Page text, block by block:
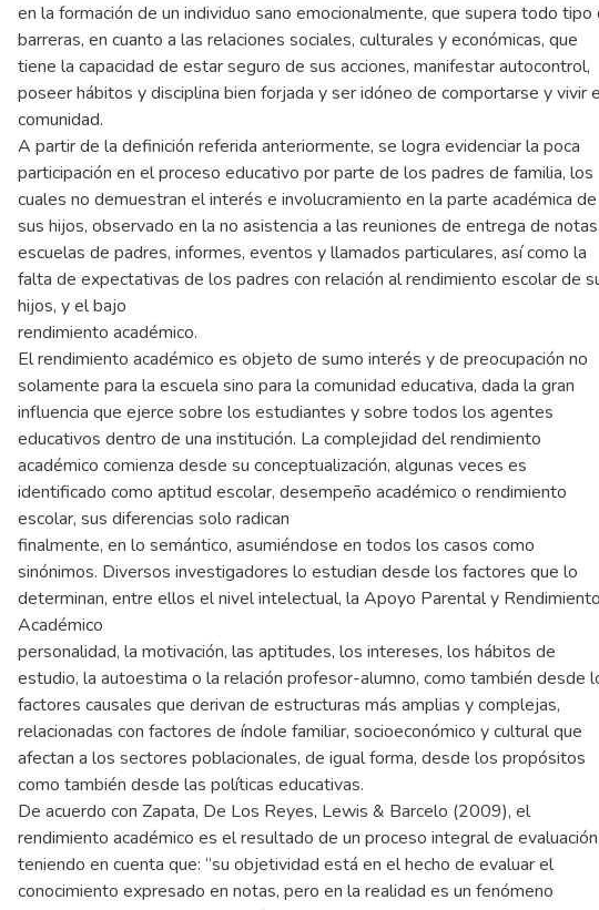
en la formación de un individuo sano emocionalmente, que supera todo tipo
barreras, en cuanto a las relaciones sociales, culturales y económicas, que
tiene la capacidad de estar seguro de sus acciones, manifestar autocontrol,
poseer hábitos y disciplina bien forjada y ser idóneo de comportarse y vivir
comunidad.
A partir de la definición referida anteriormente, se logra evidenciar la poca
participación en el proceso educativo por parte de los padres de familia, los
cuales no demuestran el interés e involucramiento en la parte académica de
sus hijos, observado en la no asistencia a las reuniones de entrega de notas,
escuelas de padres, informes, eventos y llamados particulares, así como la
falta de expectativas de los padres con relación al rendimiento escolar de
hijos, y el bajo
rendimiento académico.
El rendimiento académico es objeto de sumo interés y de preocupación no
solamente para la escuela sino para la comunidad educativa, dada la gran
influencia que ejerce sobre los estudiantes y sobre todos los agentes
educativos dentro de una institución. La complejidad del rendimiento
académico comienza desde su conceptualización, algunas veces es
identificado como aptitud escolar, desempeño académico o rendimiento
escolar, sus diferencias solo radican
finalmente, en lo semántico, asumiéndose en todos los casos como
sinónimos. Diversos investigadores lo estudian desde los factores que lo
determinan, entre ellos el nivel intelectual, la Apoyo Parental y Rendimiento
Académico
personalidad, la motivación, las aptitudes, los intereses, los hábitos de
estudio, la autoestima o la relación profesor-alumno, como también desde
factores causales que derivan de estructuras más amplias y complejas,
relacionadas con factores de índole familiar, socioeconómico y cultural que
afectan a los sectores poblacionales, de igual forma, desde los propósitos
como también desde las políticas educativas.
De acuerdo con Zapata, De Los Reyes, Lewis & Barcelo (2009), el
rendimiento académico es el resultado de un proceso integral de evaluación,
teniendo en cuenta que: “su objetividad está en el hecho de evaluar el
conocimiento expresado en notas, pero en la realidad es un fenómeno